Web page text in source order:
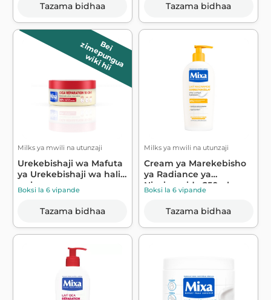
Tazama bidhaa Tazama bidhaa
B
e
i
z
im
e
p
u
n
g
u
a
wiki hii
Milks ya mwili na utunzaji
Urekebishaji wa Mafuta
ya Urekebishaji wa hali
ya juu...
Boksi la 6 vipande
Tazama bidhaa
Milks ya mwili na utunzaji
Cream ya Marekebisho
ya Radiance ya
Niacinamide 250ml...
Boksi la 6 vipande
Tazama bidhaa